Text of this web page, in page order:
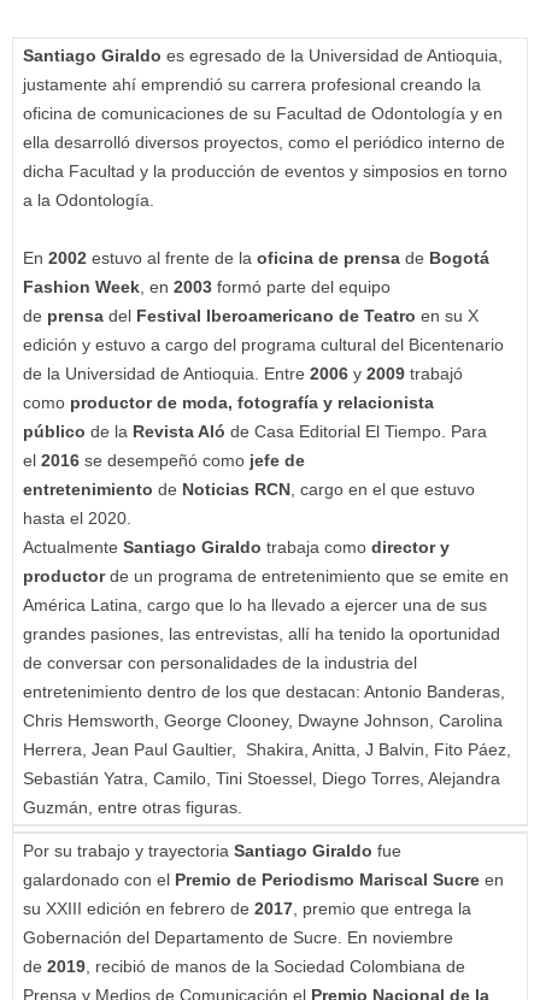
Santiago Giraldo es egresado de la Universidad de Antioquia,
justamente ahí emprendió su carrera profesional creando la
oficina de comunicaciones de su Facultad de Odontología y en
ella desarrolló diversos proyectos, como el periódico interno de
dicha Facultad y la producción de eventos y simposios en torno
a la Odontología.
En 2002 estuvo al frente de la oficina de prensa de Bogotá
Fashion Week , en 2003 formó parte del equipo
de prensa del Festival Iberoamericano de Teatro en su X
edición y estuvo a cargo del programa cultural del Bicentenario
de la Universidad de Antioquia. Entre 2006 y 2009 trabajó
como productor de moda, fotografía y relacionista
público de la Revista Aló de Casa Editorial El Tiempo. Para
el 2016 se desempeñó como jefe de
entretenimiento de Noticias RCN , cargo en el que estuvo
hasta el 2020.
Actualmente Santiago Giraldo trabaja como director y
productorde un programa de entretenimiento que se emite en
América Latina, cargo que lo ha llevado a ejercer una de sus
grandes pasiones, las entrevistas, allí ha tenido la oportunidad
de conversar con personalidades de la industria del
entretenimiento dentro de los que destacan: Antonio Banderas,
Chris Hemsworth, George Clooney, Dwayne Johnson, Carolina
Herrera, Jean Paul Gaultier, Shakira, Anitta, J Balvin, Fito Páez,
Sebastián Yatra, Camilo, Tini Stoessel, Diego Torres, Alejandra
Guzmán, entre otras figuras.
Por su trabajo y trayectoria Santiago Giraldo fue
galardonado con el Premio de Periodismo Mariscal Sucre en
su XXIII edición en febrero de 2017 , premio que entrega la
Gobernación del Departamento de Sucre. En noviembre
de 2019 , recibió de manos de la Sociedad Colombiana de
Prensa y Medios de Comunicación el Premio Nacional de la